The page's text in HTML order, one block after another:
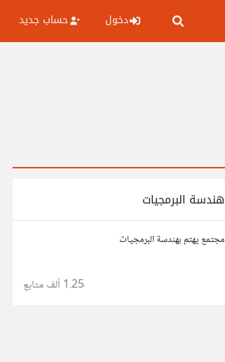
دخول حساب جديد
هندسة البرمجيات
مجتمع يهتم بهندسة البرمجيات
1.25 ألف متابع